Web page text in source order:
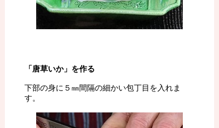
「唐草いか」を作る
下部の身に５㎜間隔の細かい包丁目を入れま
す。